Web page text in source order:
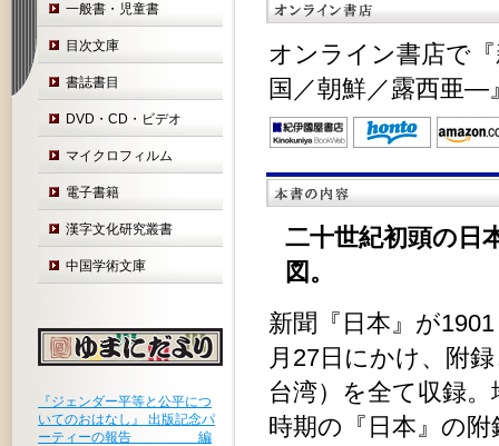
一般書・児童書
目次文庫
書誌書目
DVD・CD・ビデオ
マイクロフィルム
電子書籍
漢字文化研究叢書
中国学術文庫
『ジェンダー平等と公平につ
いてのおはなし』 出版記念パ
ーティーの報告 編
オンライン書店で
国／朝鮮／露西亜―
二十世紀初頭の日
図。
新聞『日本』が
月27日にかけ、附
台湾）を全て収録
時期の『日本』の